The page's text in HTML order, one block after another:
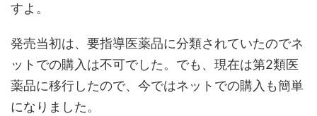
すよ。
発売当初は、要指導医薬品に分類されていたのでネ
ットでの購入は不可でした。でも、現在は第2類医
薬品に移行したので、今ではネットでの購入も簡単
になりました。